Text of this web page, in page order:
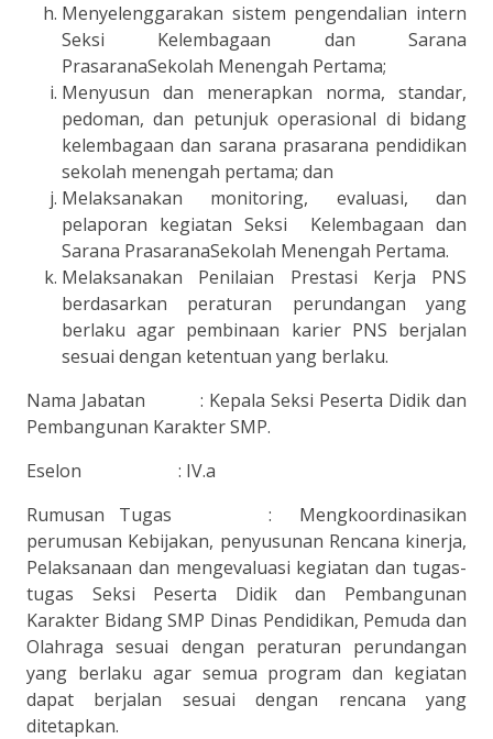
Menyelenggarakan sistem pengendalian intern
Seksi Kelembagaan dan Sarana
PrasaranaSekolah Menengah Pertama;
Menyusun dan menerapkan norma, standar,
pedoman, dan petunjuk operasional di bidang
kelembagaan dan sarana prasarana pendidikan
sekolah menengah pertama; dan
Melaksanakan monitoring, evaluasi, dan
pelaporan kegiatan Seksi Kelembagaan dan
Sarana PrasaranaSekolah Menengah Pertama.
Melaksanakan Penilaian Prestasi Kerja PNS
berdasarkan peraturan perundangan yang
berlaku agar pembinaan karier PNS berjalan
sesuai dengan ketentuan yang berlaku.
Nama Jabatan : Kepala Seksi Peserta Didik dan
Pembangunan Karakter SMP.
Eselon : IV.a
Rumusan Tugas : Mengkoordinasikan
perumusan Kebijakan, penyusunan Rencana kinerja,
Pelaksanaan dan mengevaluasi kegiatan dan tugas-
tugas Seksi Peserta Didik dan Pembangunan
Karakter Bidang SMP Dinas Pendidikan, Pemuda dan
Olahraga sesuai dengan peraturan perundangan
yang berlaku agar semua program dan kegiatan
dapat berjalan sesuai dengan rencana yang
ditetapkan.